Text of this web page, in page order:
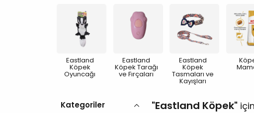
Eastland
Köpek
Oyuncağı
Eastland
Köpek Tarağı
ve Fırçaları
Eastland
Köpek
Tasmaları ve
Kayışları
Kategoriler Eastland Köpek